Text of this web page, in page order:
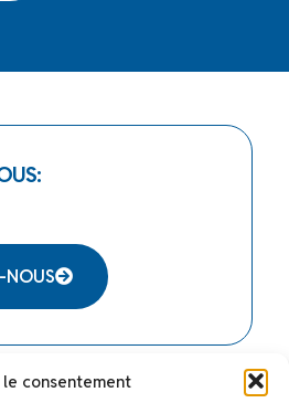
consentement
NOUS